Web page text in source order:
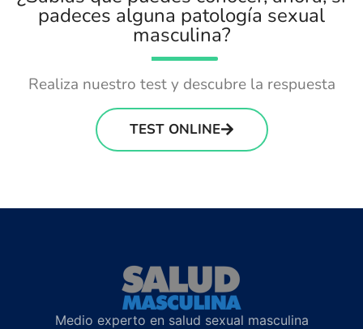
padeces alguna patología sexual
masculina?
Realiza nuestro test y descubre la respuesta
TEST ONLINE
Medio experto en salud sexual masculina